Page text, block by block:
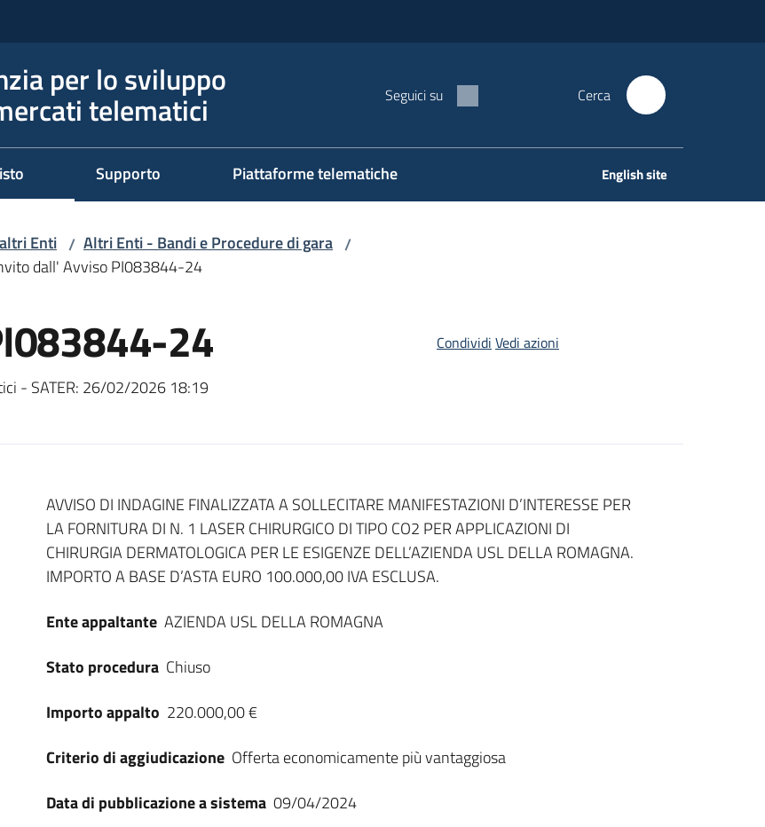
per lo sviluppo
telematici Seguici su Cerca
Supporto Piattaforme telematiche English site
Enti / Altri Enti - Bandi e Procedure di gara /
dall' Avviso PI083844-24
24
- SATER: 26/02/2026 18:19
Condividi Vedi azioni
Dati del bando
AVVISO DI INDAGINE FINALIZZATA A SOLLECITARE MANIFESTAZIONI D’INTERESSE PER
LA FORNITURA DI N. 1 LASER CHIRURGICO DI TIPO CO2 PER APPLICAZIONI DI
CHIRURGIA DERMATOLOGICA PER LE ESIGENZE DELL’AZIENDA USL DELLA ROMAGNA.
IMPORTO A BASE D’ASTA EURO 100.000,00 IVA ESCLUSA.
Ente appaltante AZIENDA USL DELLA ROMAGNA
Stato procedura Chiuso
Importo appalto 220.000,00 €
Criterio di aggiudicazione Offerta economicamente più vantaggiosa
Data di pubblicazione a sistema 09/04/2024